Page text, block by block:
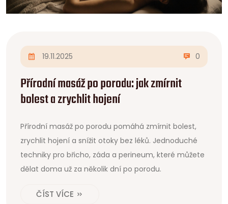
19.11.2025 0
Přírodní masáž po porodu: jak zmírnit
bolest a zrychlit hojení
Přírodní masáž po porodu pomáhá zmírnit bolest,
zrychlit hojení a snížit otoky bez léků. Jednoduché
techniky pro břicho, záda a perineum, které můžete
dělat doma už za několik dní po porodu.
ČÍST VÍCE